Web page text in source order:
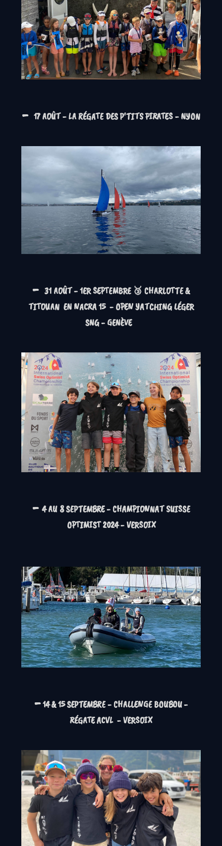
- 17 AOÛT - LA RÉGATE DES P'TITS PIRATES - NYON
- 31 AOÛT - 1ER SEPTEMBRE 🥉 CHARLOTTE &
TITOUAN EN NACRA 15 - OPEN YATCHING LÉGER
SNG - GENÈVE
-4 AU 8 SEPTEMBRE - CHAMPIONNAT SUISSE
OPTIMIST 2024 - VERSOIX
-14 & 15 SEPTEMBRE - CHALLENGE BOUBOU -
RÉGATE ACVL - VERSOIX